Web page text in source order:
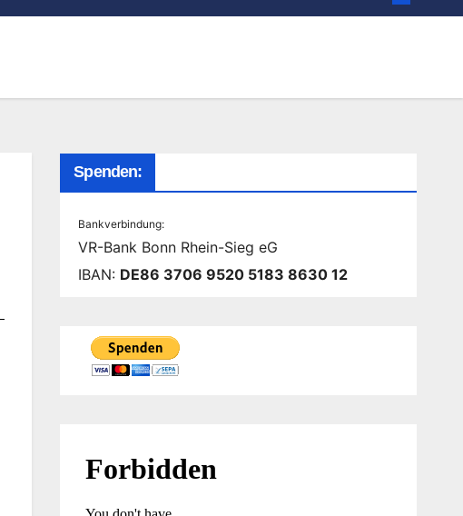
Spenden:
Bankverbindung:
VR-Bank Bonn Rhein-Sieg eG
IBAN: DE86 3706 9520 5183 8630 12